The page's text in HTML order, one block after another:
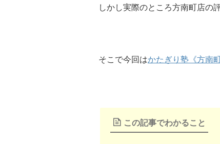
しかし実際のところ方南町店の
そこで今回はかたぎり塾《方南町
この記事でわかること